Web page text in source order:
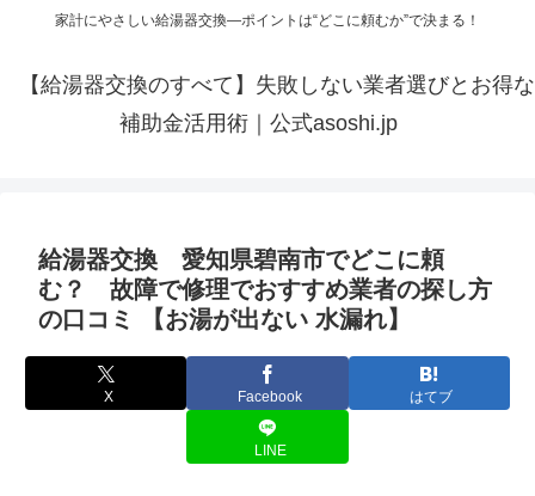
家計にやさしい給湯器交換—ポイントは“どこに頼むか”で決まる！
【給湯器交換のすべて】失敗しない業者選びとお得な
補助金活用術｜公式asoshi.jp
給湯器交換 愛知県碧南市でどこに頼
む？ 故障で修理でおすすめ業者の探し方
の口コミ 【お湯が出ない 水漏れ】
X Facebook はてブ
LINE